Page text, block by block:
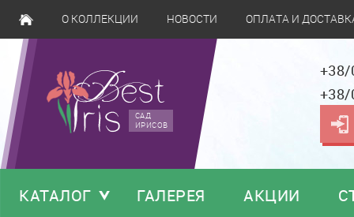
О КОЛЛЕКЦИИ НОВОСТИ ОПЛАТА И
САД
ИРИСОВ
КАТАЛОГ ГАЛЕРЕЯ АКЦИИ